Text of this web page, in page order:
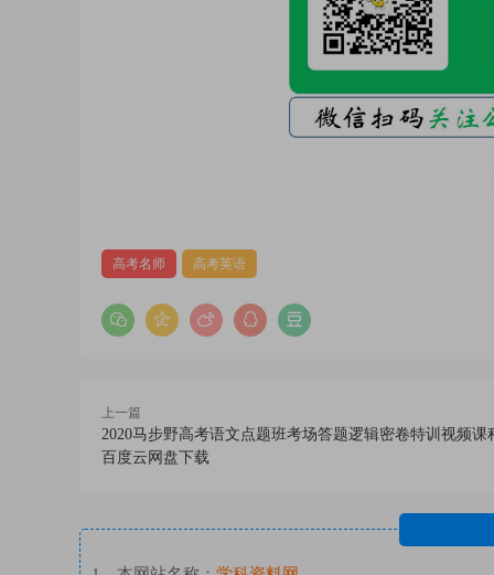
高考名师 高考英语
上一篇
2020马步野高考语文点题班考场答题逻辑密卷特训视频课
百度云网盘下载